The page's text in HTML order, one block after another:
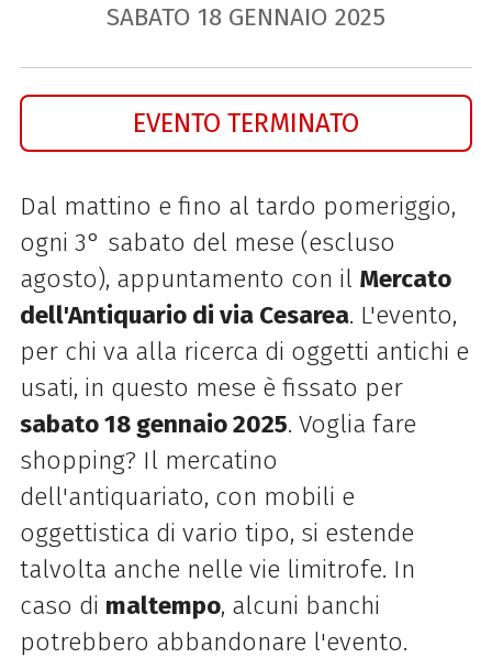
SABATO 18 GENNAIO 2025
EVENTO TERMINATO
Dal mattino e fino al tardo pomeriggio,
ogni 3° sabato del mese (escluso
agosto), appuntamento con il Mercato
dell'Antiquario di via Cesarea. L'evento,
per chi va alla ricerca di oggetti antichi e
usati, in questo mese è fissato per
sabato 18 gennaio 2025. Voglia fare
shopping? Il mercatino
dell'antiquariato, con mobili e
oggettistica di vario tipo, si estende
talvolta anche nelle vie limitrofe. In
caso di maltempo, alcuni banchi
potrebbero abbandonare l'evento.